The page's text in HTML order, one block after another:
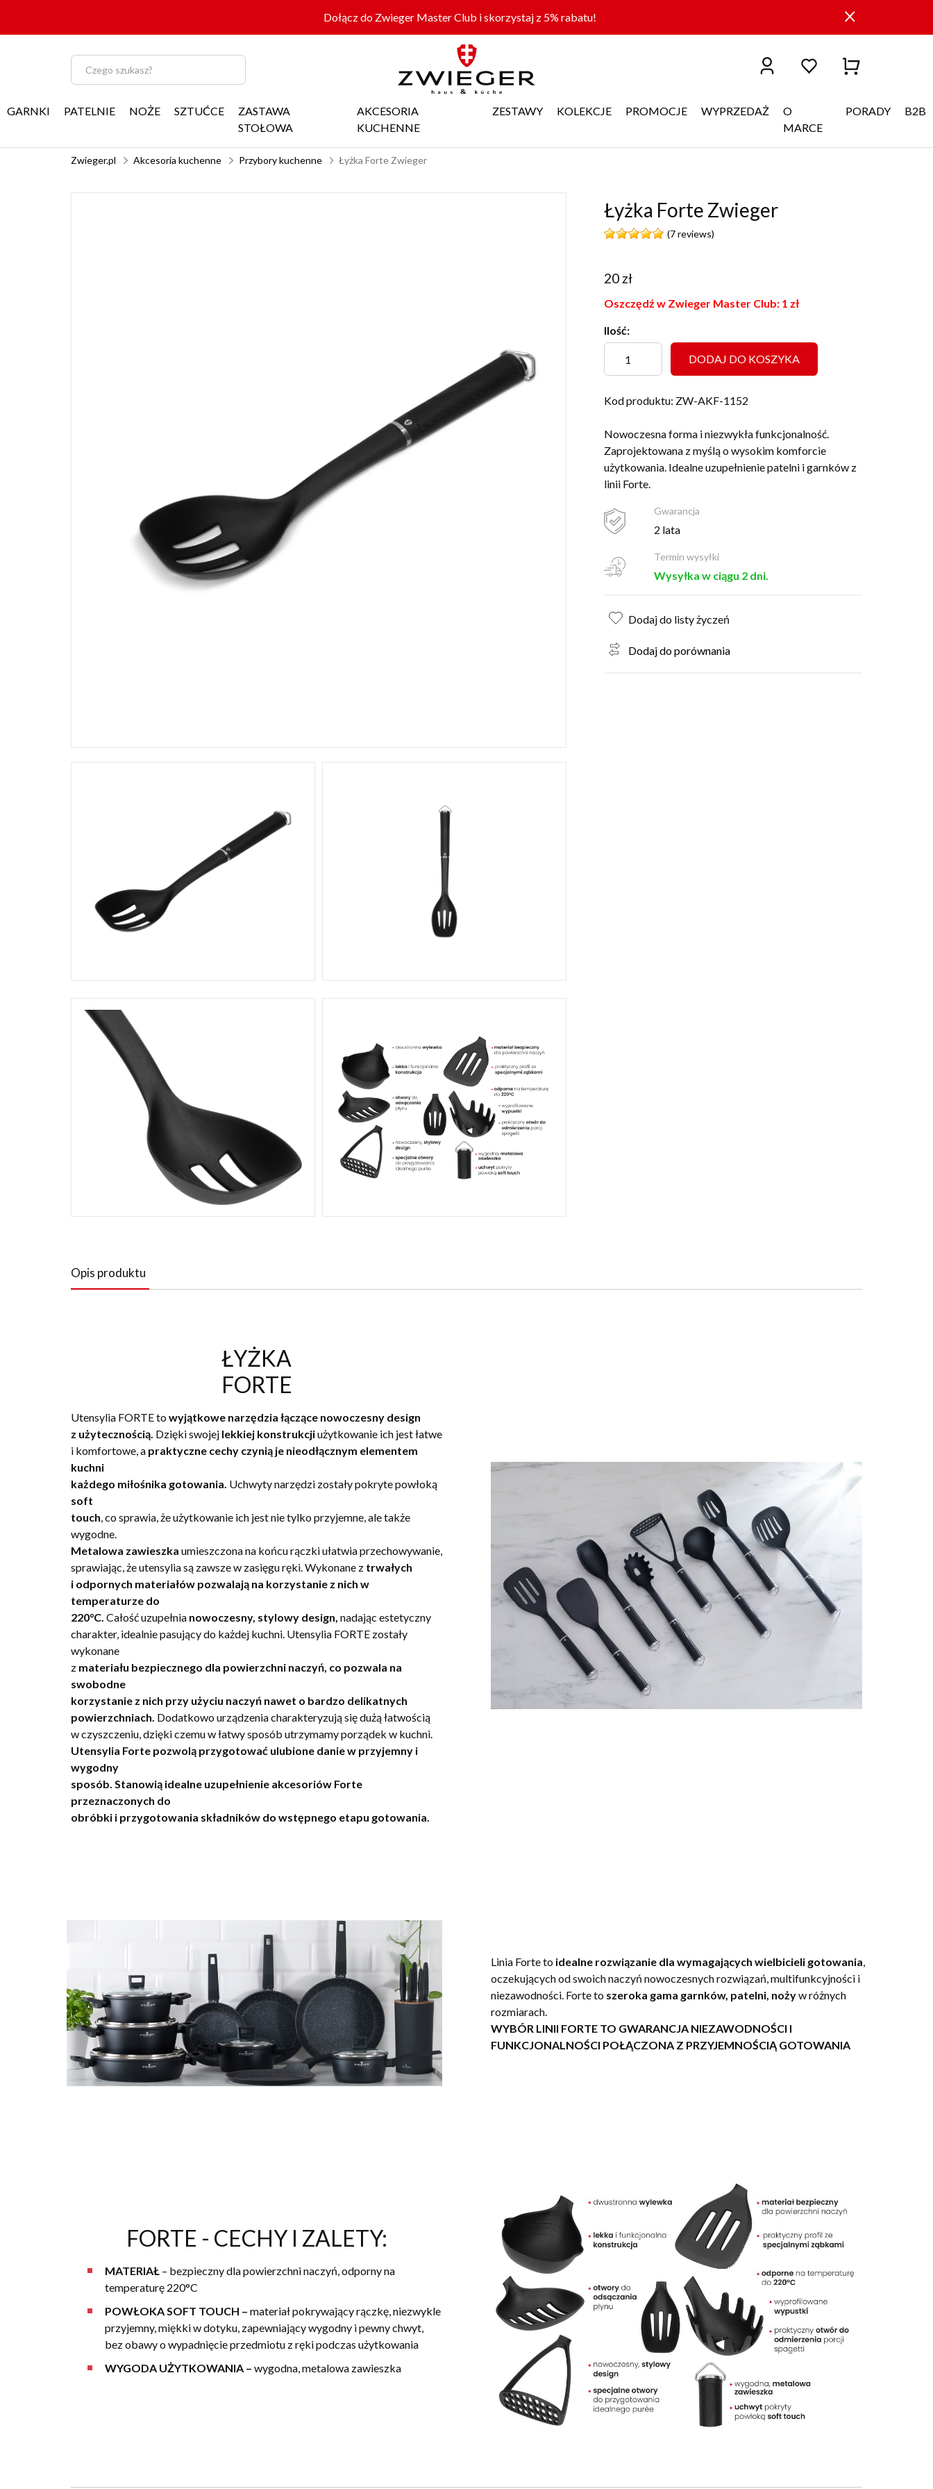
Dołącz do Zwieger Master Club i skorzystaj z 5% rabatu!
GARNKI PATELNIE NOŻE SZTUĆCE
ZASTAWA
STOŁOWA
AKCESORIA
KUCHENNE
ZESTAWY KOLEKCJE PROMOCJE WYPRZEDAŻ
O
MARCE
PORADY B2B
Zwieger.pl Akcesoria kuchenne Przybory kuchenne Łyżka Forte Zwieger
Łyżka Forte Zwieger
(7 reviews)
20 zł
Oszczędź w Zwieger Master Club: 1 zł
Ilość:
DODAJ DO KOSZYKA
Kod produktu: ZW-AKF-1152
Nowoczesna forma i niezwykła funkcjonalność.
Zaprojektowana z myślą o wysokim komforcie
użytkowania. Idealne uzupełnienie patelni i garnków z
linii Forte.
Gwarancja
2 lata
Termin wysyłki
Wysyłka w ciągu 2 dni.
Dodaj do listy życzeń
Dodaj do porównania
Opis produktu
ŁYŻKA
FORTE
Utensylia FORTE towyjątkowe narzędzia łączące nowoczesny design
z użytecznością. Dzięki swojej lekkiej konstrukcjiużytkowanie ich jest łatwe
i komfortowe, a praktyczne cechy czynią je nieodłącznym elementem
kuchni
każdego miłośnika gotowania. Uchwyty narzędzi zostały pokryte powłoką
soft
touch, co sprawia, że użytkowanie ich jest nie tylko przyjemne, ale także
wygodne.
Metalowa zawieszka umieszczona na końcu rączki ułatwia przechowywanie,
sprawiając, że utensylia są zawsze w zasięgu ręki. Wykonane z trwałych
i odpornych materiałów pozwalają na korzystanie z nich w
temperaturze do
220°C. Całość uzupełnia nowoczesny, stylowy design, nadając estetyczny
charakter, idealnie pasujący do każdej kuchni. Utensylia FORTE zostały
wykonane
z materiału bezpiecznego dla powierzchni naczyń, co pozwala na
swobodne
korzystanie z nich przy użyciu naczyń nawet o bardzo delikatnych
powierzchniach. Dodatkowo urządzenia charakteryzują się dużą łatwością
w czyszczeniu, dzięki czemu w łatwy sposób utrzymamy porządek w kuchni.
Utensylia Forte pozwolą przygotować ulubione danie w przyjemny i
wygodny
sposób. Stanowią idealne uzupełnienie akcesoriów Forte
przeznaczonych do
obróbki i przygotowania składników do wstępnego etapu gotowania.
Linia Forte to idealne rozwiązanie dla wymagających wielbicieli gotowania
oczekujących od swoich naczyń nowoczesnych rozwiązań, multifunkcyjności i
niezawodności. Forte to szeroka gama garnków, patelni, nożyw różnych
rozmiarach.
WYBÓR LINII FORTE TO GWARANCJA NIEZAWODNOŚCI I
FUNKCJONALNOŚCI POŁĄCZONA Z PRZYJEMNOŚCIĄ GOTOWANIA
FORTE - CECHY I ZALETY:
MATERIAŁ – bezpieczny dla powierzchni naczyń, odporny na
temperaturę 220°C
POWŁOKA SOFT TOUCH – materiał pokrywający rączkę, niezwykle
przyjemny, miękki w dotyku, zapewniający wygodny i pewny chwyt,
bez obawy o wypadnięcie przedmiotu z ręki podczas użytkowania
WYGODA UŻYTKOWANIA – wygodna, metalowa zawieszka